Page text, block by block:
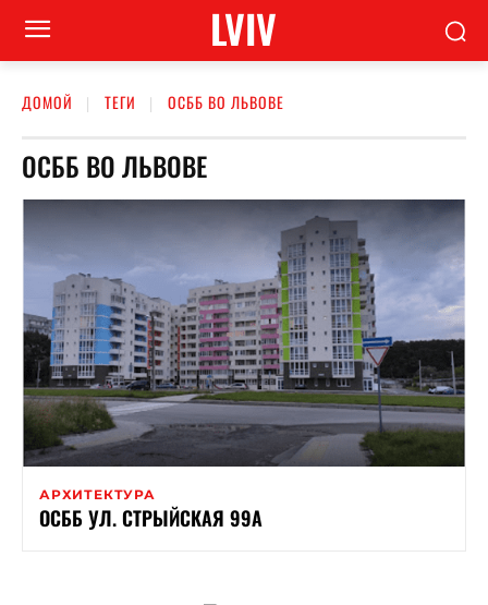
LVIV
ДОМОЙ ТЕГИ ОСББ ВО ЛЬВОВЕ
ОСББ ВО ЛЬВОВЕ
АРХИТЕКТУРА
ОСББ УЛ. СТРЫЙСКАЯ 99А